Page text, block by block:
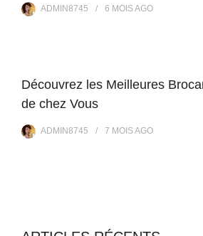
ADMIN8745 6 MOISAGO
Découvrez les Meilleures
de chez Vous
ADMIN8745 7 MOISAGO